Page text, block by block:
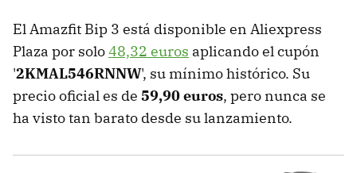
El Amazfit Bip 3 está disponible en Aliexpress
Plaza por solo48,32 euros aplicando el cupón
'2KMAL546RNNW', su mínimo histórico. Su
precio oficial es de 59,90 euros, pero nunca se
ha visto tan barato desde su lanzamiento.